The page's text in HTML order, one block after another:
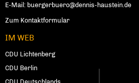
E-Mail: buergerbuero@dennis-haustein.de
Zum Kontaktformular
IM WEB
CDU Lichtenberg
CDU Berlin